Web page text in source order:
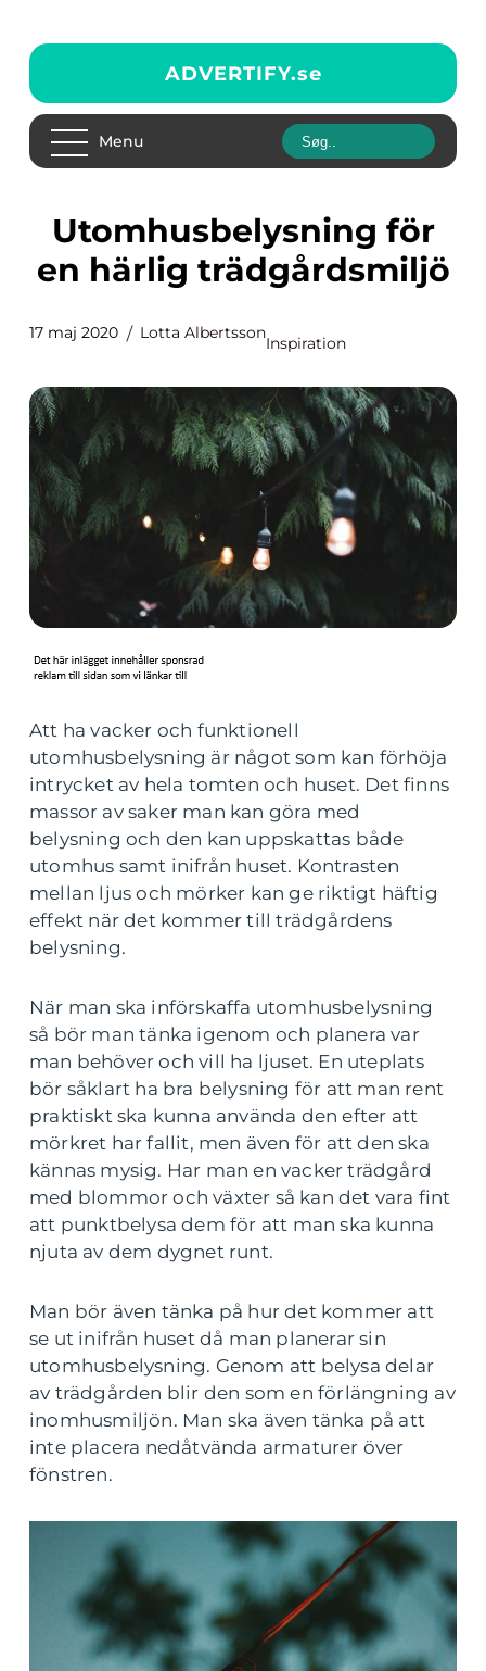
ADVERTIFY.se
Menu
Utomhusbelysning för
en härlig trädgårdsmiljö
17 maj 2020 Lotta Albertsson
Inspiration
Att ha vacker och funktionell
utomhusbelysning är något som kan förhöja
intrycket av hela tomten och huset. Det finns
massor av saker man kan göra med
belysning och den kan uppskattas både
utomhus samt inifrån huset. Kontrasten
mellan ljus och mörker kan ge riktigt häftig
effekt när det kommer till trädgårdens
belysning.
När man ska införskaffa utomhusbelysning
så bör man tänka igenom och planera var
man behöver och vill ha ljuset. En uteplats
bör såklart ha bra belysning för att man rent
praktiskt ska kunna använda den efter att
mörkret har fallit, men även för att den ska
kännas mysig. Har man en vacker trädgård
med blommor och växter så kan det vara fint
att punktbelysa dem för att man ska kunna
njuta av dem dygnet runt.
Man bör även tänka på hur det kommer att
se ut inifrån huset då man planerar sin
utomhusbelysning. Genom att belysa delar
av trädgården blir den som en förlängning av
inomhusmiljön. Man ska även tänka på att
inte placera nedåtvända armaturer över
fönstren.